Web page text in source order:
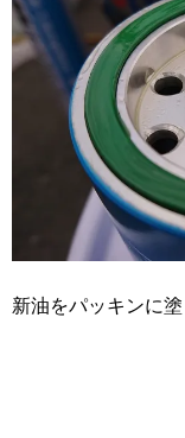
新油をパッキンに